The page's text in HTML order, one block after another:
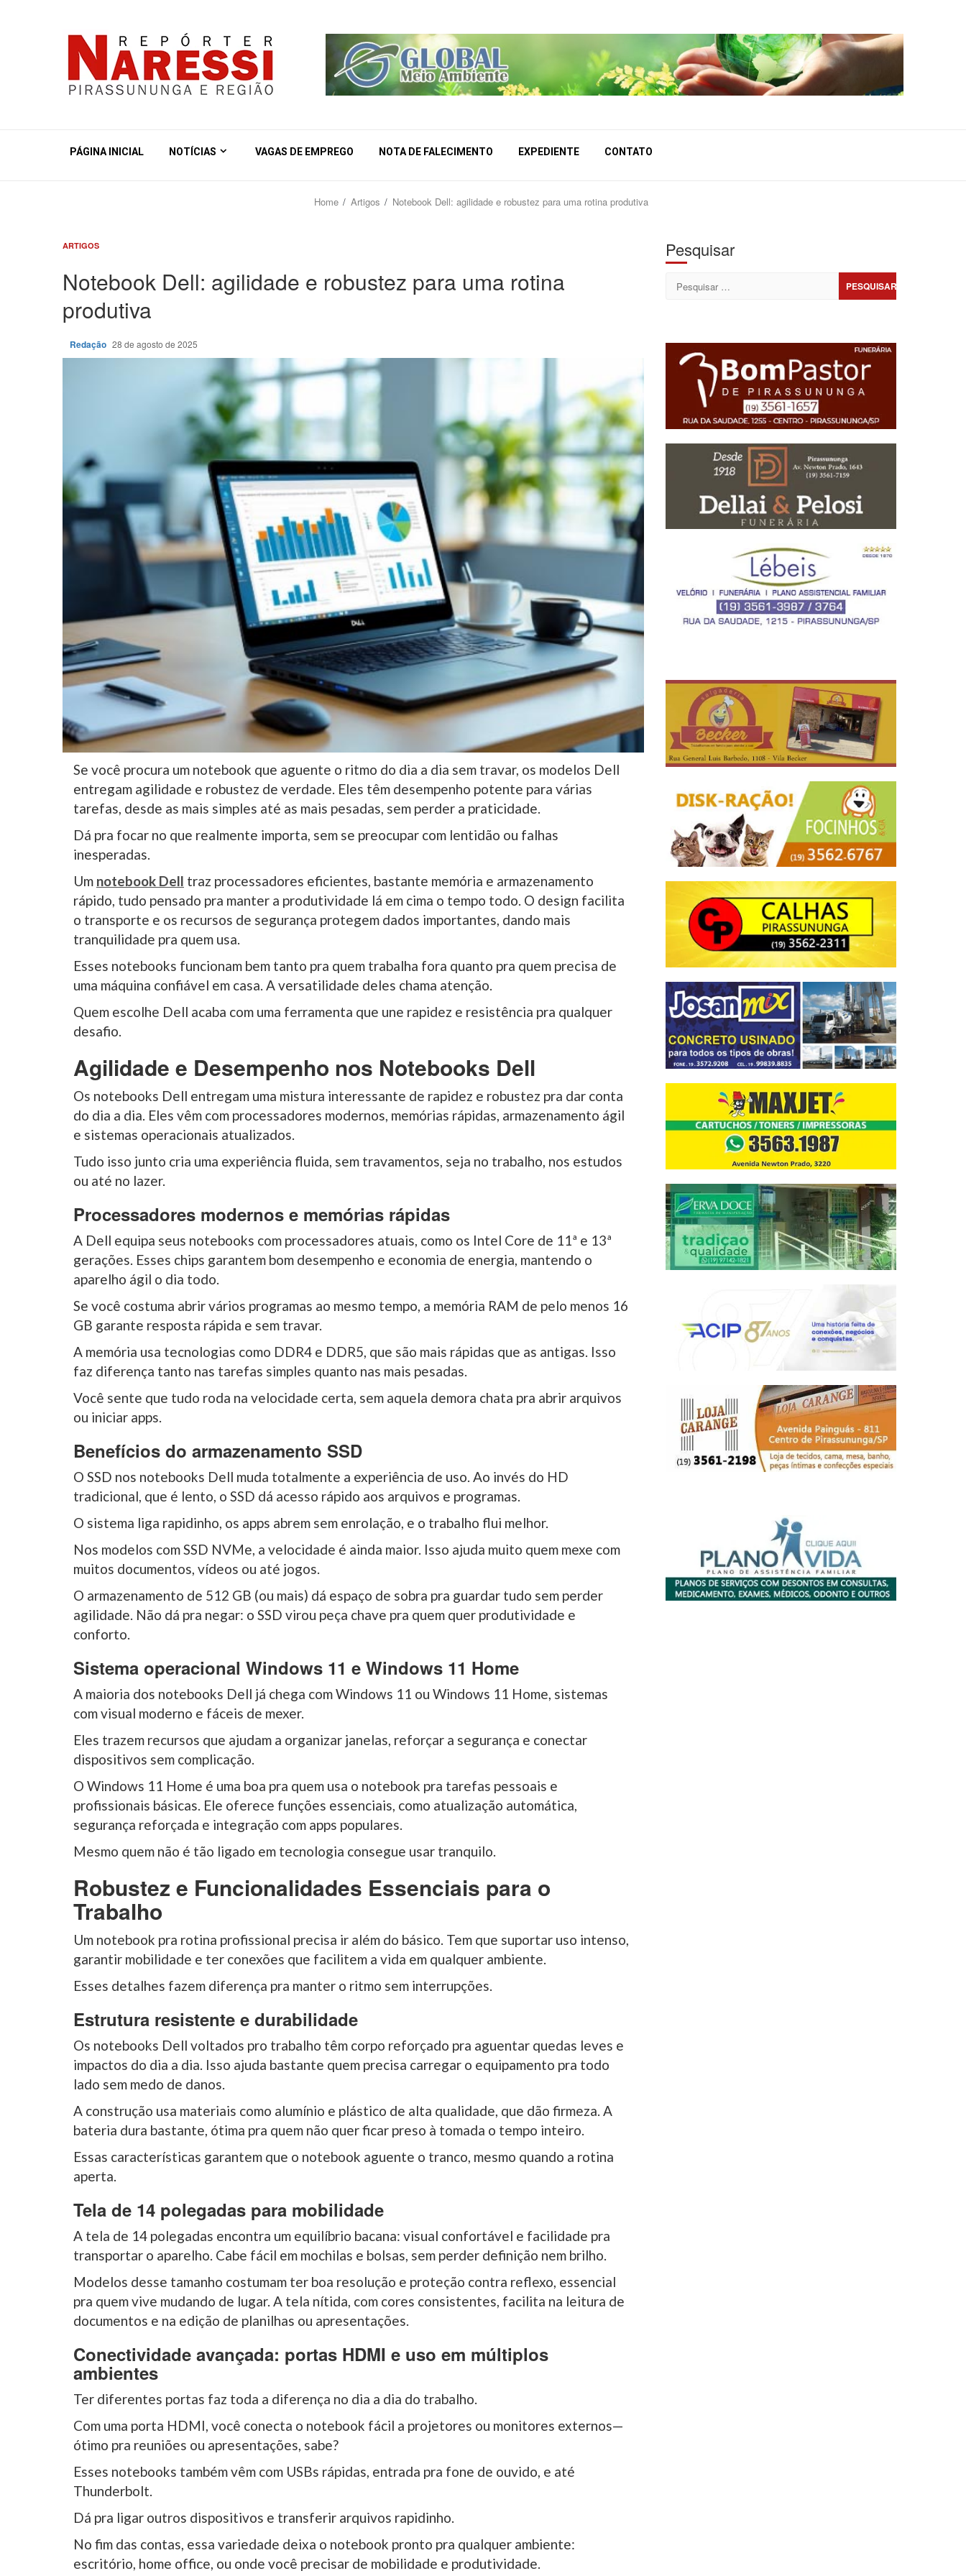
PÁGINA INICIAL NOTÍCIAS VAGAS DE EMPREGO NOTA DE FALECIMENTO EXPEDIENTE CONTATO
Home Artigos Notebook Dell: agilidade e robustez para uma rotina produtiva
ARTIGOS
Notebook Dell: agilidade e robustez para uma rotina
produtiva
Redação 28 de agosto de 2025
Se você procura um notebook que aguente o ritmo do dia a dia sem travar, os modelos Dell
entregam agilidade e robustez de verdade. Eles têm desempenho potente para várias
tarefas, desde as mais simples até as mais pesadas, sem perder a praticidade.
Dá pra focar no que realmente importa, sem se preocupar com lentidão ou falhas
inesperadas.
Um notebook Dell traz processadores eficientes, bastante memória e armazenamento
rápido, tudo pensado pra manter a produtividade lá em cima o tempo todo. O design facilita
o transporte e os recursos de segurança protegem dados importantes, dando mais
tranquilidade pra quem usa.
Esses notebooks funcionam bem tanto pra quem trabalha fora quanto pra quem precisa de
uma máquina confiável em casa. A versatilidade deles chama atenção.
Quem escolhe Dell acaba com uma ferramenta que une rapidez e resistência pra qualquer
desafio.
Agilidade e Desempenho nos Notebooks Dell
Os notebooks Dell entregam uma mistura interessante de rapidez e robustez pra dar conta
do dia a dia. Eles vêm com processadores modernos, memórias rápidas, armazenamento ágil
e sistemas operacionais atualizados.
Tudo isso junto cria uma experiência fluida, sem travamentos, seja no trabalho, nos estudos
ou até no lazer.
Processadores modernos e memórias rápidas
A Dell equipa seus notebooks com processadores atuais, como os Intel Core de 11ª e 13ª
gerações. Esses chips garantem bom desempenho e economia de energia, mantendo o
aparelho ágil o dia todo.
Se você costuma abrir vários programas ao mesmo tempo, a memória RAM de pelo menos 16
GB garante resposta rápida e sem travar.
A memória usa tecnologias como DDR4 e DDR5, que são mais rápidas que as antigas. Isso
faz diferença tanto nas tarefas simples quanto nas mais pesadas.
Você sente que tudo roda na velocidade certa, sem aquela demora chata pra abrir arquivos
ou iniciar apps.
Benefícios do armazenamento SSD
O SSD nos notebooks Dell muda totalmente a experiência de uso. Ao invés do HD
tradicional, que é lento, o SSD dá acesso rápido aos arquivos e programas.
O sistema liga rapidinho, os apps abrem sem enrolação, e o trabalho flui melhor.
Nos modelos com SSD NVMe, a velocidade é ainda maior. Isso ajuda muito quem mexe com
muitos documentos, vídeos ou até jogos.
O armazenamento de 512 GB (ou mais) dá espaço de sobra pra guardar tudo sem perder
agilidade. Não dá pra negar: o SSD virou peça chave pra quem quer produtividade e
conforto.
Sistema operacional Windows 11 e Windows 11 Home
A maioria dos notebooks Dell já chega com Windows 11 ou Windows 11 Home, sistemas
com visual moderno e fáceis de mexer.
Eles trazem recursos que ajudam a organizar janelas, reforçar a segurança e conectar
dispositivos sem complicação.
O Windows 11 Home é uma boa pra quem usa o notebook pra tarefas pessoais e
profissionais básicas. Ele oferece funções essenciais, como atualização automática,
segurança reforçada e integração com apps populares.
Mesmo quem não é tão ligado em tecnologia consegue usar tranquilo.
Robustez e Funcionalidades Essenciais para o
Trabalho
Um notebook pra rotina profissional precisa ir além do básico. Tem que suportar uso intenso,
garantir mobilidade e ter conexões que facilitem a vida em qualquer ambiente.
Esses detalhes fazem diferença pra manter o ritmo sem interrupções.
Estrutura resistente e durabilidade
Os notebooks Dell voltados pro trabalho têm corpo reforçado pra aguentar quedas leves e
impactos do dia a dia. Isso ajuda bastante quem precisa carregar o equipamento pra todo
lado sem medo de danos.
A construção usa materiais como alumínio e plástico de alta qualidade, que dão firmeza. A
bateria dura bastante, ótima pra quem não quer ficar preso à tomada o tempo inteiro.
Essas características garantem que o notebook aguente o tranco, mesmo quando a rotina
aperta.
Tela de 14 polegadas para mobilidade
A tela de 14 polegadas encontra um equilíbrio bacana: visual confortável e facilidade pra
transportar o aparelho. Cabe fácil em mochilas e bolsas, sem perder definição nem brilho.
Modelos desse tamanho costumam ter boa resolução e proteção contra reflexo, essencial
pra quem vive mudando de lugar. A tela nítida, com cores consistentes, facilita na leitura de
documentos e na edição de planilhas ou apresentações.
Conectividade avançada: portas HDMI e uso em múltiplos
ambientes
Ter diferentes portas faz toda a diferença no dia a dia do trabalho.
Com uma porta HDMI, você conecta o notebook fácil a projetores ou monitores externos—
ótimo pra reuniões ou apresentações, sabe?
Esses notebooks também vêm com USBs rápidas, entrada pra fone de ouvido, e até
Thunderbolt.
Dá pra ligar outros dispositivos e transferir arquivos rapidinho.
No fim das contas, essa variedade deixa o notebook pronto pra qualquer ambiente:
escritório, home office, ou onde você precisar de mobilidade e produtividade.
Pesquisar
Pesquisar